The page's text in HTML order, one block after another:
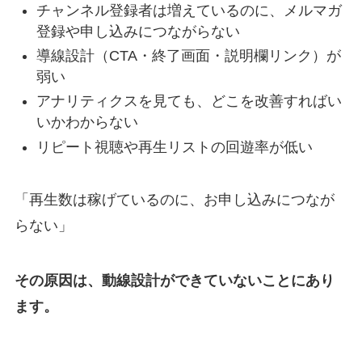
チャンネル登録者は増えているのに、メルマガ
登録や申し込みにつながらない
導線設計（CTA・終了画面・説明欄リンク）が
弱い
アナリティクスを見ても、どこを改善すればい
いかわからない
リピート視聴や再生リストの回遊率が低い
「再生数は稼げているのに、お申し込みにつなが
らない」
その原因は、動線設計ができていないことにあり
ます。